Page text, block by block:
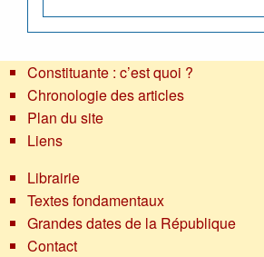
Constituante : c’est quoi ?
Chronologie des articles
Plan du site
Liens
Librairie
Textes fondamentaux
Grandes dates de la République
Contact